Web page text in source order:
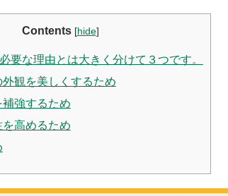
Contents [hide]
要な理由とは大きく分けて３つです。
外観を美しくするため
補強するため
を高めるため